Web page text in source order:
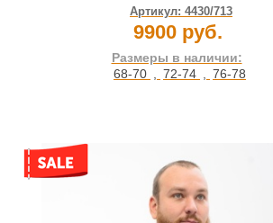
Артикул: 4430/713
9900 руб.
Размеры в наличии:
68-70
72-74 76-78